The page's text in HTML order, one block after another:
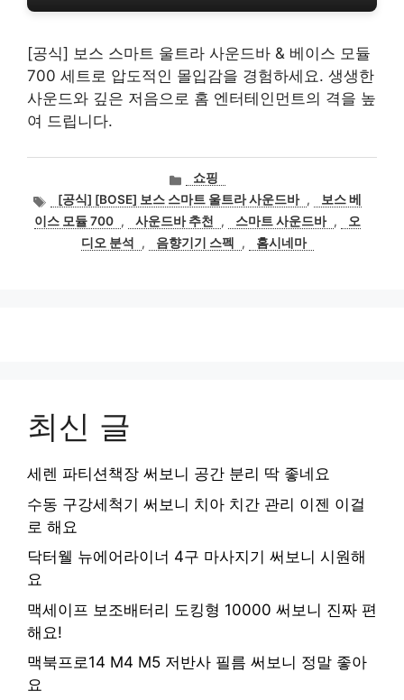
[공식] 보스 스마트 울트라 사운드바 & 베이스 모듈
700 세트로 압도적인 몰입감을 경험하세요. 생생한
사운드와 깊은 저음으로 홈 엔터테인먼트의 격을 높
여 드립니다.
카
테
고
리
쇼핑
태
그
[공식] [BOSE] 보스 스마트 울트라 사운드바 ,
보스 베
이스 모듈 700 , 사운드바 추천 , 스마트 사운드바 ,
오
디오 분석
, 음향기기 스펙 , 홈시네마
최신 글
세렌 파티션책장 써보니 공간 분리 딱 좋네요
수동 구강세척기 써보니 치아 치간 관리 이젠 이걸
로 해요
닥터웰 뉴에어라이너 4구 마사지기 써보니 시원해
요
맥세이프 보조배터리 도킹형 10000 써보니 진짜 편
해요!
맥북프로14 M4 M5 저반사 필름 써보니 정말 좋아
요